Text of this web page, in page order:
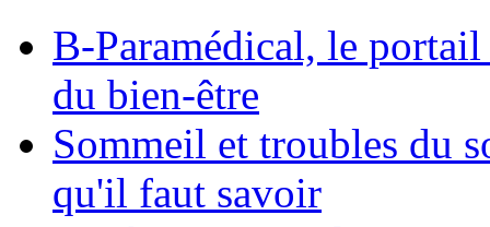
B-Paramédical, le portail
du bien-être
Sommeil et troubles du
qu'il faut savoir